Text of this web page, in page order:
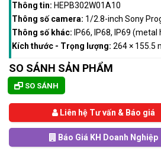
Thông tin: HEPB302W01A10
Thông số camera: 1/2.8-inch Sony
Thông số khác: IP66, IP68, IP69
Kích thước - Trọng lượng: 264 × 155.5
SO SÁNH SẢN PHẨM
SO SÁNH
Liên hệ Tư vấn & Báo giá
Báo Giá KH Doanh Nghiệp